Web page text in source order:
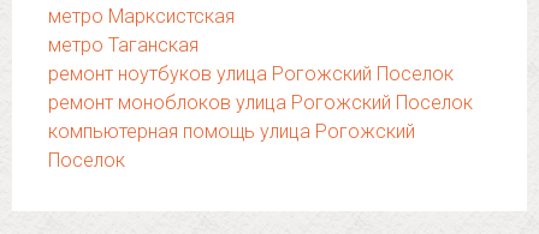
метро Марксистская
метро Таганская
ремонт ноутбуков улица Рогожский Поселок
ремонт моноблоков улица Рогожский Поселок
компьютерная помощь улица Рогожский
Поселок